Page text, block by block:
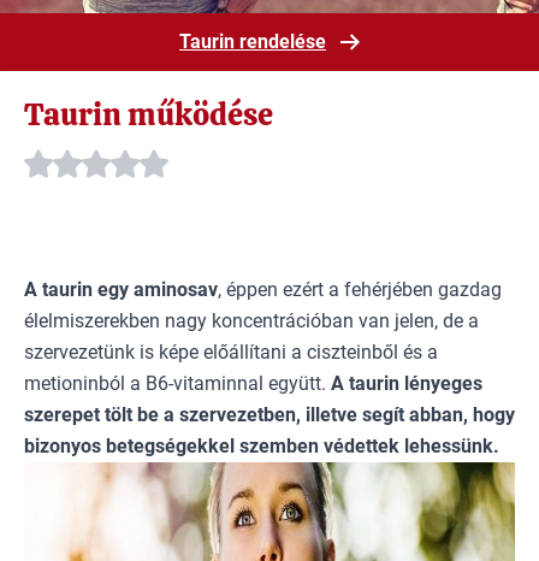
Taurin rendelése
Taurin működése
A taurin egy aminosav, éppen ezért a fehérjében gazdag
élelmiszerekben nagy koncentrációban van jelen, de a
szervezetünk is képe előállítani a ciszteinből és a
metioninból a B6-vitaminnal együtt. A taurin lényeges
szerepet tölt be a szervezetben, illetve segít abban, hogy
bizonyos betegségekkel szemben védettek lehessünk.